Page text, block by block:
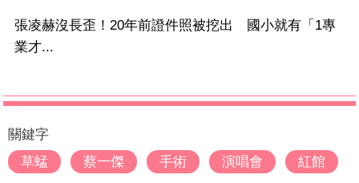
張凌赫沒長歪！20年前證件照被挖出 國小就有「1專
業才...
關鍵字
草蜢
蔡一傑 手術 演唱會 紅館